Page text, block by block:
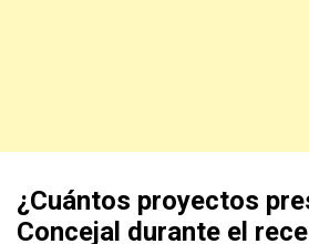
¿Cuántos proyectos
Concejal durante el